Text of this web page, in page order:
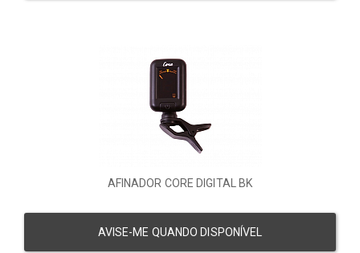
AFINADOR CORE DIGITAL BK
AVISE-ME QUANDO DISPONÍVEL